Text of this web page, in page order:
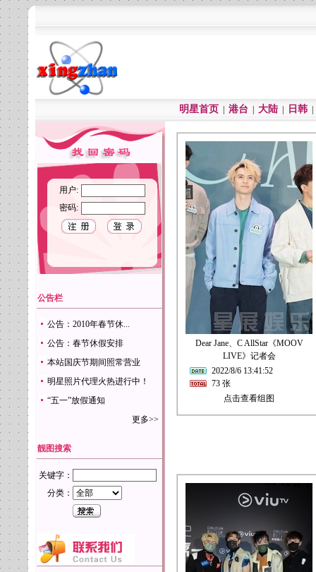
明星首页 港台 大陆 日韩
用户:
密码:
公告栏
公告：2010年春节休...
公告：春节休假安排
本站国庆节期间照常营业
明星照片代理火热进行中！
“五一”放假通知
更多>>
靓图搜索
关键字：
分类：
Dear Jane、C AllStar《MOOV
LIVE》记者会
2022/8/6 13:41:52
73 张
点击查看组图